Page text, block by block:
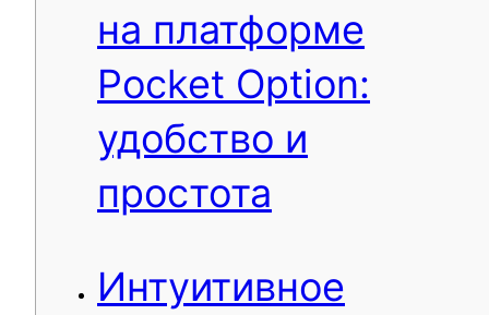
на платформе
Pocket Option:
удобство и
простота
Интуитивное